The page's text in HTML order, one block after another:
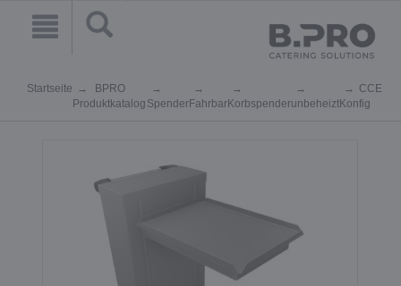
Startseite
BPRO
Produktkatalog SpenderFahrbarKorbspenderunbeheizt
CCE
Konfig